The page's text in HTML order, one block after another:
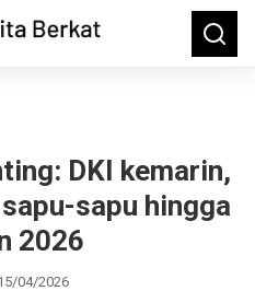
Search
for:
DKI kemarin,
sapu hingga
2026
04/2026